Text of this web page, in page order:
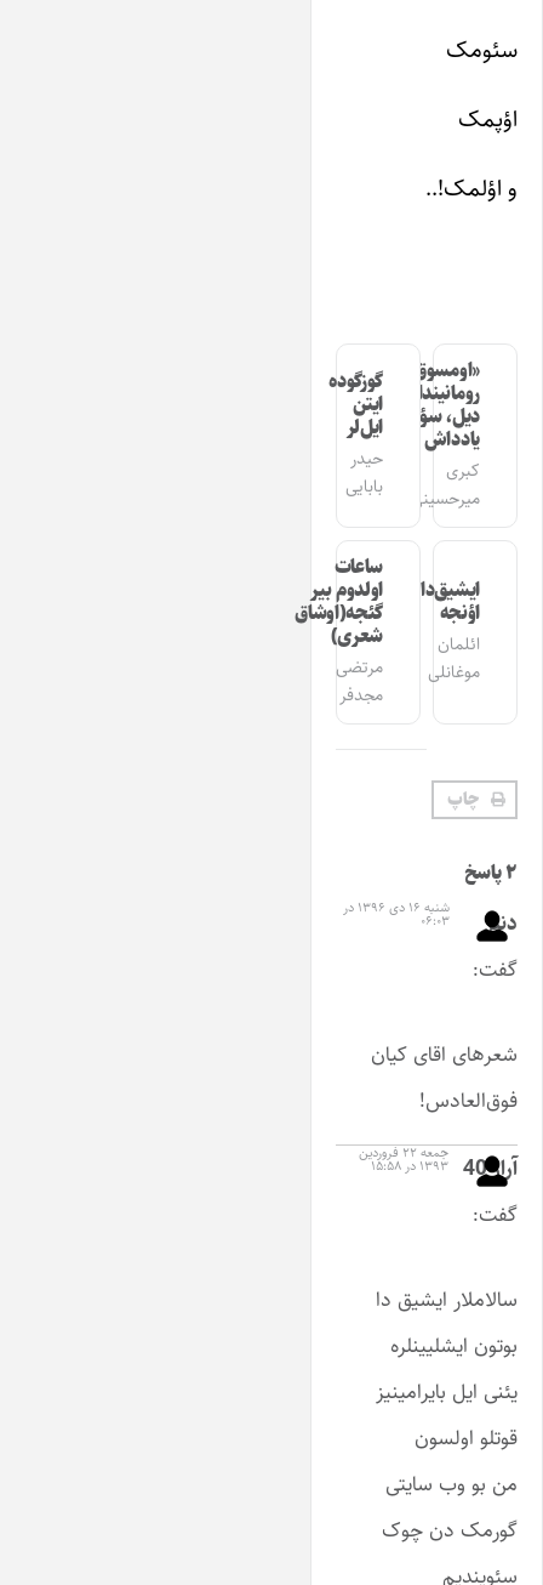
سئومک
اؤپمک
و اؤلمک!..
«اومسوق»
رومانیندا
دیل، سؤز،
یادداش
کبری
میرحسینی
گوزگوده
ایتن
ایل‌لر
حیدر
بابایی
ایشیق‌دان
اؤنجه
ائلمان
موغانلی
ساعات
اولدوم بیر
گئجه(اوشاق
شعری)
مرتضی
مجدفر
چاپ
۲ پاسخ
دنیز
گفت:
شنبه ۱۶ دی ۱۳۹۶ در
۰۶:۰۳
شعرهای اقای کیان
فوق‌العادس!
آراز 40
گفت:
جمعه ۲۲ فروردین
۱۳۹۳ در ۱۵:۵۸
سالاملار ایشیق دا
بوتون ایشلیینلره
یئنی ایل بایرامینیز
قوتلو اولسون
من بو وب سایتی
گورمک دن چوک
سئویندیم